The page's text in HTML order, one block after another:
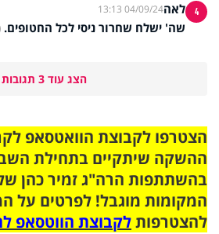
4 לאה04/09/24 13:13
שה' ישלח שחרור ניסי לכל החטופים.
הצג עוד 3 תגובות
ההשקה שיתקיים בתחילת
בהשתתפות הרה"ג זמיר כהן
המקומות מוגבל! לפרטים על
להצטרפותלקבוצת הווטסאפ